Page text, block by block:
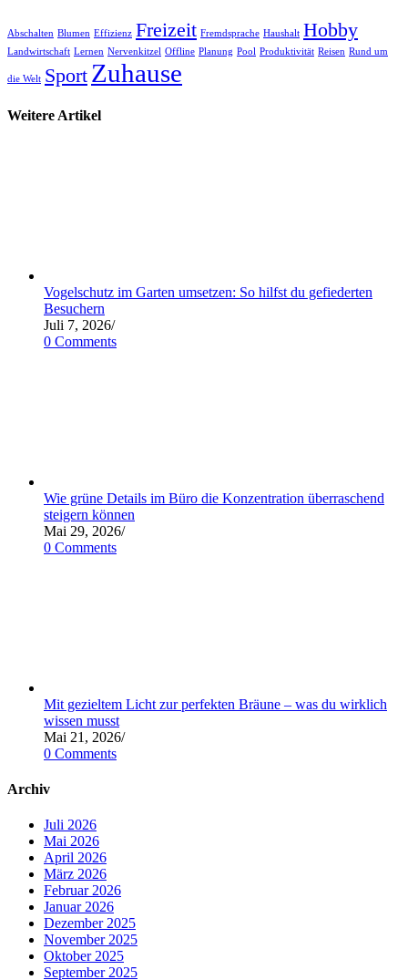
Abschalten Blumen Effizienz Freizeit Fremdsprache Haushalt Hobby
Landwirtschaft Lernen Nervenkitzel Offline Planung Pool Produktivität Reisen Rund um
die Welt Sport Zuhause
Weitere Artikel
Vogelschutz im Garten umsetzen: So hilfst du gefiederten
Besuchern
Juli 7, 2026/
0 Comments
Wie grüne Details im Büro die Konzentration überraschend
steigern können
Mai 29, 2026/
0 Comments
Mit gezieltem Licht zur perfekten Bräune – was du wirklich
wissen musst
Mai 21, 2026/
0 Comments
Archiv
Juli 2026
Mai 2026
April 2026
März 2026
Februar 2026
Januar 2026
Dezember 2025
November 2025
Oktober 2025
September 2025